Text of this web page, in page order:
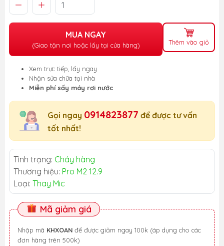
MUA NGAY
(Giao tận nơi hoặc lấy tại cửa hàng) Thêm vào giỏ
Xem trực tiếp, lấy ngay
Nhận sửa chữa tại nhà
Miễn phí sấy máy rơi nước
Gọi ngay 0914823877 để được tư vấn
tốt nhất!
Tình trạng: Cháy hàng
Thương hiệu: Pro M2 12.9
Loại: Thay Mic
Mã giảm giá
Nhập mã KHXOAN
đơn hàng trên 500k)